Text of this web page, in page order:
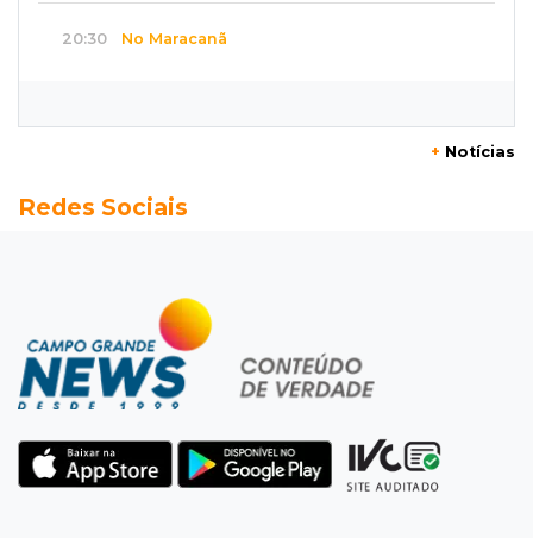
20:30 No Maracanã
Seleções em MS têm salários de até R$ 8,2 mil;
Jardim Itatiaia
Vigia é amarrado durante roubo de carro e
dois caminhões em pátio
Corinthians vence Bragantino por 2 a 0 e sobe
para 7º no Brasileirão
+ Notícias
Redes Sociais